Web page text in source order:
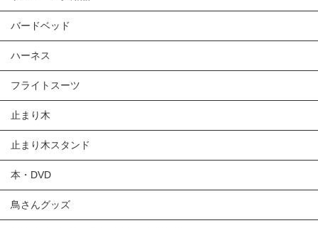
バードベッド
ハーネス
フライトスーツ
止まり木
止まり木スタンド
本・DVD
鳥さんグッズ